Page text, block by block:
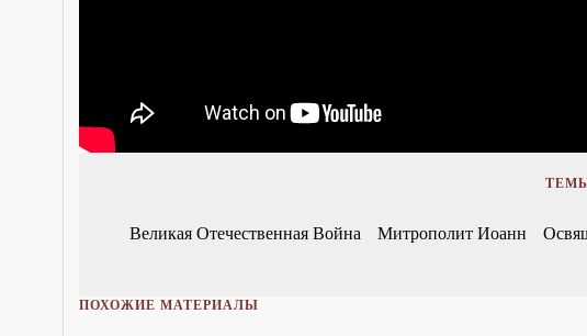
Великая Отечественная Война Митрополит Иоанн
ПОХОЖИЕ МАТЕРИАЛЫ